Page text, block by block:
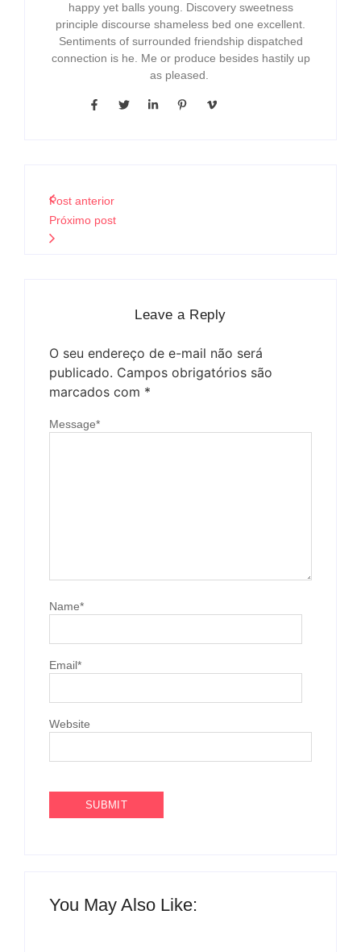
happy yet balls young. Discovery sweetness
principle discourse shameless bed one excellent.
Sentiments of surrounded friendship dispatched
connection is he. Me or produce besides hastily up
as pleased.
Post anterior
Próximo post
Leave a Reply
O seu endereço de e-mail não será
publicado. Campos obrigatórios são
marcados com *
Message*
Name*
Email*
Website
You May Also Like: